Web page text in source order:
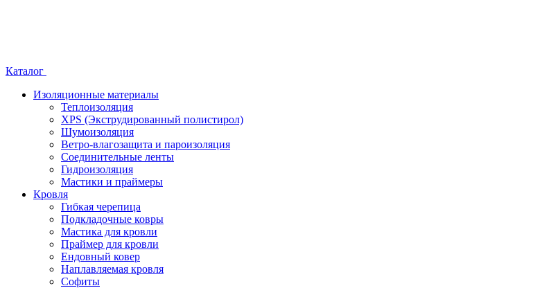
Каталог
Изоляционные материалы
Теплоизоляция
XPS (Экструдированный полистирол)
Шумоизоляция
Ветро-влагозащита и пароизоляция
Соединительные ленты
Гидроизоляция
Мастики и праймеры
Кровля
Гибкая черепица
Подкладочные ковры
Мастика для кровли
Праймер для кровли
Ендовный ковер
Наплавляемая кровля
Софиты